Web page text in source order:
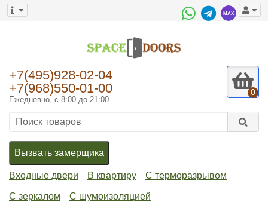
+7(495)928-02-04
+7(968)550-01-00
Ежедневно, с 8:00 до 21:00
0
Вызвать замерщика
Входные двери В квартиру С терморазрывом
С зеркалом С шумоизоляцией